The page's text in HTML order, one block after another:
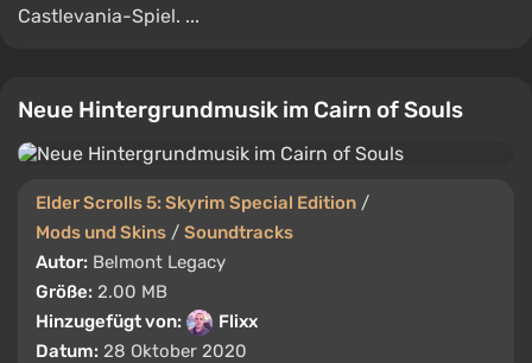
Castlevania-Spiel. ...
Neue Hintergrundmusik im Cairn of Souls
Elder Scrolls 5: Skyrim Special Edition /
Mods und Skins / Soundtracks
Autor: Belmont Legacy
Größe: 2.00 MB
Hinzugefügt von:
Flixx
Datum: 28 Oktober 2020